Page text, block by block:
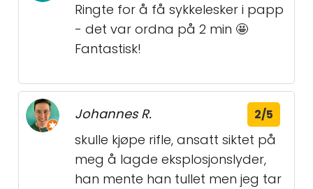
Ringte for å få sykkelesker i papp
- det var ordna på 2 min 🤩
Fantastisk!
Johannes R. 2/5
skulle kjøpe rifle, ansatt siktet på
meg å lagde eksplosjonslyder,
han mente han tullet men jeg tar